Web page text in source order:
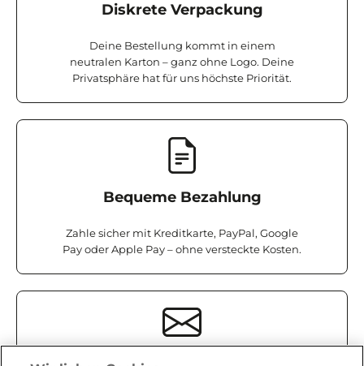
Diskrete Verpackung
Deine Bestellung kommt in einem
neutralen Karton – ganz ohne Logo. Deine
Privatsphäre hat für uns höchste Priorität.
Bequeme Bezahlung
Zahle sicher mit Kreditkarte, PayPal, Google
Pay oder Apple Pay – ohne versteckte Kosten.